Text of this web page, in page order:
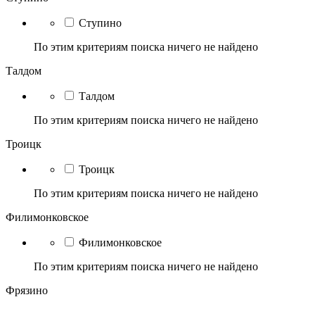
Ступино
По этим критериям поиска ничего не найдено
Талдом
Талдом
По этим критериям поиска ничего не найдено
Троицк
Троицк
По этим критериям поиска ничего не найдено
Филимонковское
Филимонковское
По этим критериям поиска ничего не найдено
Фрязино